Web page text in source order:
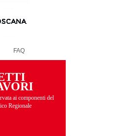
FAQ
ai componenti del
Regionale